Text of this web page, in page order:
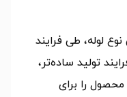
لوله، طی فرایند
تولید ساده‌تر،
را برای